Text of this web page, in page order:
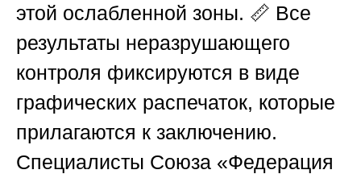
этой ослабленной зоны. 📏 Все
результаты неразрушающего
контроля фиксируются в виде
графических распечаток, которые
прилагаются к заключению.
Специалисты Союза «Федерация